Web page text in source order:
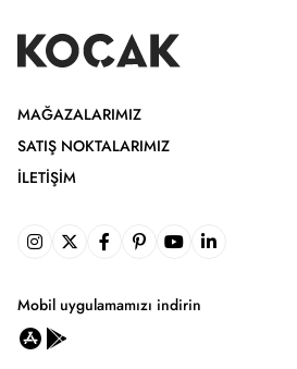
MAĞAZALARIMIZ
SATIŞ NOKTALARIMIZ
İLETIŞIM
Mobil uygulamamızı indirin